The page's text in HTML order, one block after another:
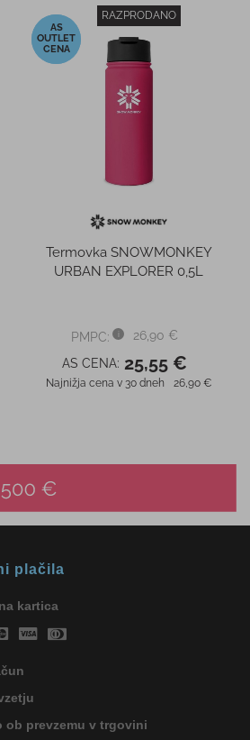
-5%
RAZPRODANO
Termovka SNOWMONKEY
URBAN EXPLORER 0,5L
PMPC:
26,90 €
AS CENA: 25,55 €
Najnižja cena v 30 dneh 26,90 €
plačila
kartica
ob prevzemu v trgovini